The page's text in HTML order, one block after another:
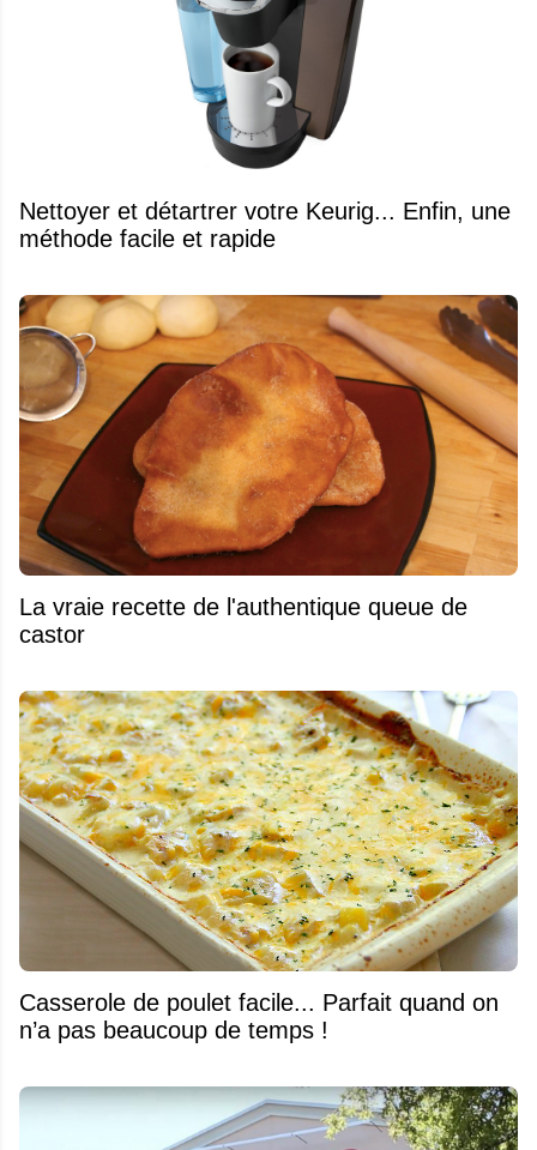
Nettoyer et détartrer votre Keurig... Enfin, une
méthode facile et rapide
La vraie recette de l'authentique queue de
castor
Casserole de poulet facile... Parfait quand on
n’a pas beaucoup de temps !